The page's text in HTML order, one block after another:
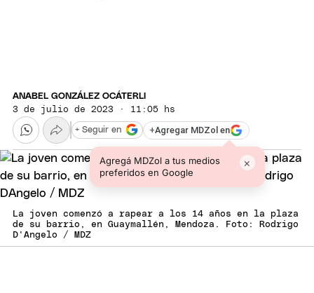
ANABEL GONZÁLEZ OCÁTERLI
3 de julio de 2023 · 11:05 hs
+Agregar MDZol en
Agregá MDZol a tus medios
preferidos en Google
×
+ Seguir en
La joven comenzó a rapear a los 14 años en la plaza
de su barrio, en Guaymallén, Mendoza. Foto: Rodrigo
D'Angelo / MDZ